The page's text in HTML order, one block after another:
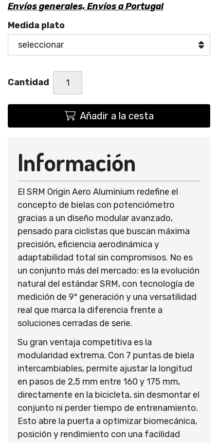
Envíos generales, Envíos a Portugal
Medida plato
Cantidad
Añadir a la cesta
Información
El SRM Origin Aero Aluminium redefine el
concepto de bielas con potenciómetro
gracias a un diseño modular avanzado,
pensado para ciclistas que buscan máxima
precisión, eficiencia aerodinámica y
adaptabilidad total sin compromisos. No es
un conjunto más del mercado: es la evolución
natural del estándar SRM, con tecnología de
medición de 9ª generación y una versatilidad
real que marca la diferencia frente a
soluciones cerradas de serie.
Su gran ventaja competitiva es la
modularidad extrema. Con 7 puntas de biela
intercambiables, permite ajustar la longitud
en pasos de 2,5 mm entre 160 y 175 mm,
directamente en la bicicleta, sin desmontar el
conjunto ni perder tiempo de entrenamiento.
Esto abre la puerta a optimizar biomecánica,
posición y rendimiento con una facilidad